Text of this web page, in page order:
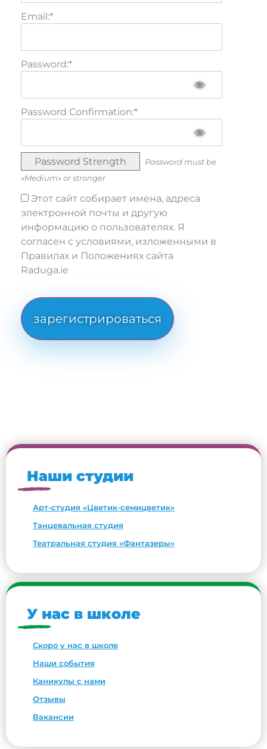
Email:*
Password:*
Password Confirmation:*
Password Strength
Password must be
«Medium» or stronger
Этот сайт собирает имена, адреса
электронной почты и другую
информацию о пользователях. Я
согласен с условиями, изложенными в
Правилах и Положениях сайта
Raduga.ie
No val
Наши студии
Арт-студия «Цветик-семицветик»
Танцевальная студия
Театральная студия «Фантазеры»
У нас в школе
Скоро у нас в школе
Наши события
Каникулы с нами
Отзывы
Вакансии